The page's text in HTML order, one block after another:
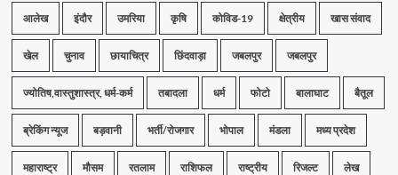
आलेख इंदौर उमरिया कृषि कोविड-19 क्षेत्रीय खास संवाद
खेल चुनाव छायाचित्र छिंदवाड़ा जबलपुर जबलपुर
ज्योतिष,वास्तुशास्त्र, धर्म-कर्म तबादला धर्म फोटो बालाघाट बैतूल
ब्रेकिंग न्यूज बड़वानी भर्ती/रोजगार भोपाल मंडला मध्य प्रदेश
महाराष्ट्र मौसम रतलाम राशिफल राष्ट्रीय रिजल्ट लेख